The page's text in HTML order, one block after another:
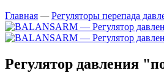
Главная — Регуляторы перепада
Регулятор давления